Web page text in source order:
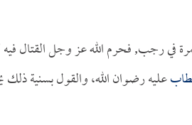
رجب, فحرم الله عز وجل القتال فيه
عليه رضوان الله، والقول بسنية